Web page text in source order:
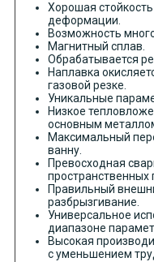
Хорошая
деформации.
Возможность
Магнитный сплав.
Обрабатывается
Наплавка
газовой резке.
Уникальные
Низкое
основным
Максимальный
ванну.
Превосходная
пространственных
Правильный
разбрызгивание.
Универсальное
диапазоне
Высокая
с уменьшением